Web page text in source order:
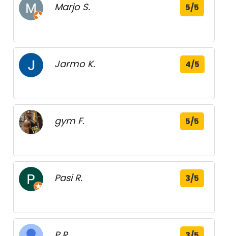
Marjo S. 5/5
Jarmo K. 4/5
gym F. 5/5
Pasi R. 3/5